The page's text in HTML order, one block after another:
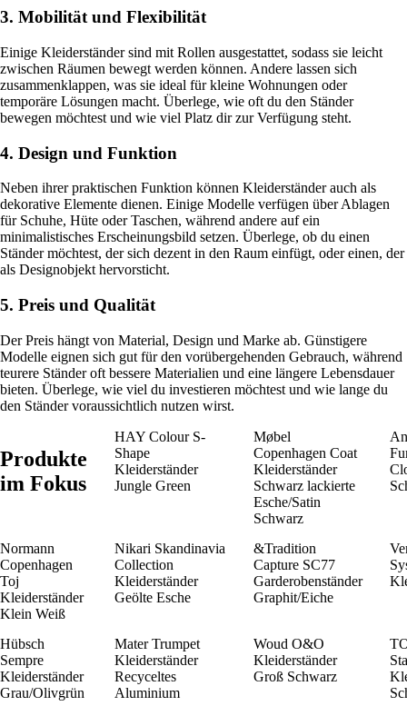
3. Mobilität und Flexibilität
Einige Kleiderständer sind mit Rollen ausgestattet, sodass sie leicht
zwischen Räumen bewegt werden können. Andere lassen sich
zusammenklappen, was sie ideal für kleine Wohnungen oder
temporäre Lösungen macht. Überlege, wie oft du den Ständer
bewegen möchtest und wie viel Platz dir zur Verfügung steht.
4. Design und Funktion
Neben ihrer praktischen Funktion können Kleiderständer auch als
dekorative Elemente dienen. Einige Modelle verfügen über Ablagen
für Schuhe, Hüte oder Taschen, während andere auf ein
minimalistisches Erscheinungsbild setzen. Überlege, ob du einen
Ständer möchtest, der sich dezent in den Raum einfügt, oder einen, der
als Designobjekt hervorsticht.
5. Preis und Qualität
Der Preis hängt von Material, Design und Marke ab. Günstigere
Modelle eignen sich gut für den vorübergehenden Gebrauch, während
teurere Ständer oft bessere Materialien und eine längere Lebensdauer
bieten. Überlege, wie viel du investieren möchtest und wie lange du
den Ständer voraussichtlich nutzen wirst.
Produkte
im Fokus
HAY Colour S-
Shape
Kleiderständer
Jungle Green
Møbel
Copenhagen Coat
Kleiderständer
Schwarz lackierte
Esche/Satin
Schwarz
Normann
Copenhagen
Toj
Kleiderständer
Klein Weiß
Nikari Skandinavia
Collection
Kleiderständer
Geölte Esche
&Tradition
Capture SC77
Garderobenständer
Graphit/Eiche
Hübsch
Sempre
Kleiderständer
Grau/Olivgrün
Mater Trumpet
Kleiderständer
Recyceltes
Aluminium
Woud O&O
Kleiderständer
Groß Schwarz